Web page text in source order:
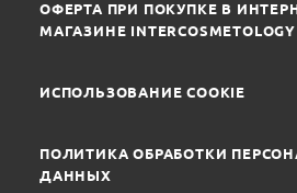
ОФЕРТА ПРИ ПОКУПКЕ В
МАГАЗИНЕ INTERCOSMETOLOGY
ИСПОЛЬЗОВАНИЕ COOKIE
ПОЛИТИКА ОБРАБОТКИ
ДАННЫХ